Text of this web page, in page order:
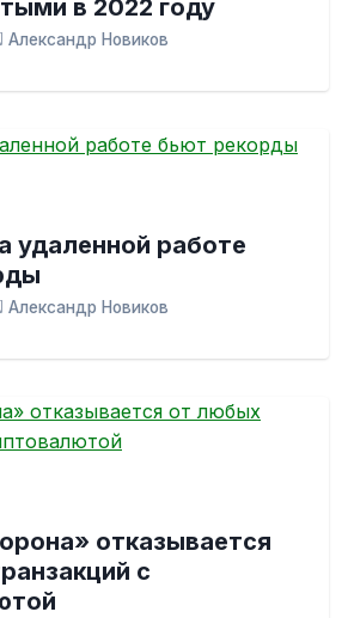
в 2022 году
Александр Новиков
удаленной работе
Александр Новиков
отказывается
с